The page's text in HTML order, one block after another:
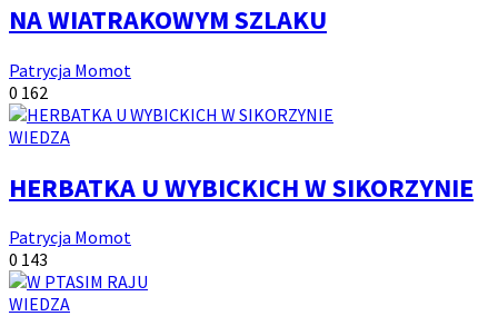
NA WIATRAKOWYM SZLAKU
Autor:
Patrycja Momot
Ilość
komentarzy:
0 Ilość
wyświetleń:
162
Kategoria
WIEDZA
HERBATKA U WYBICKICH W SIKORZYNIE
Autor:
Patrycja Momot
Ilość
komentarzy:
0 Ilość
wyświetleń:
143
Kategoria
WIEDZA